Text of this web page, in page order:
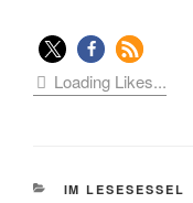
Loading Likes...
KATEGORIEN
IM LESESESSEL